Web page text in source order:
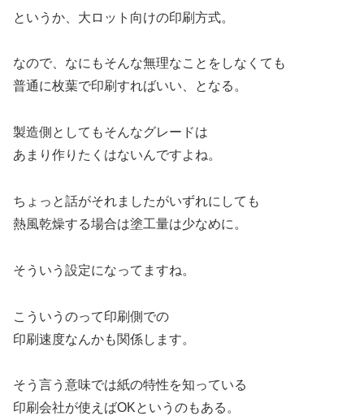
というか、大ロット向けの印刷方式。
なので、なにもそんな無理なことをしなくても
普通に枚葉で印刷すればいい、となる。
製造側としてもそんなグレードは
あまり作りたくはないんですよね。
ちょっと話がそれましたがいずれにしても
熱風乾燥する場合は塗工量は少なめに。
そういう設定になってますね。
こういうのって印刷側での
印刷速度なんかも関係します。
そう言う意味では紙の特性を知っている
印刷会社が使えばOKというのもある。